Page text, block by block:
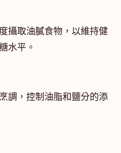
攝取油膩食物，以維持健
水平。
調，控制油脂和鹽分的添